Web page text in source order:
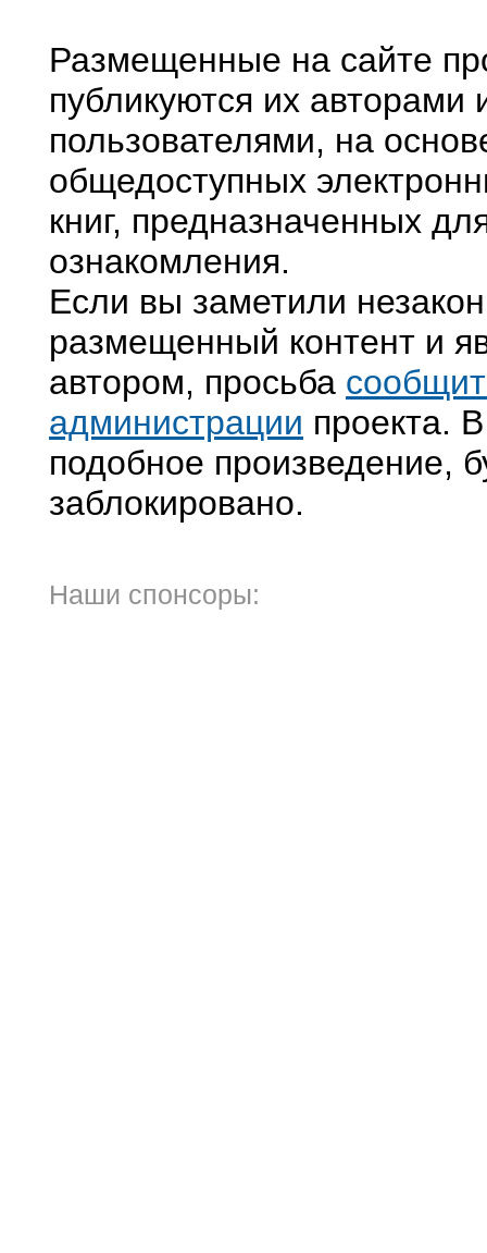
Размещенные на сайте
публикуются их авторами
пользователями, на
общедоступных
книг, предназначенных
ознакомления.
Если вы заметили
размещенный контент и
автором, просьба
администрации проекта.
подобное произведение,
заблокировано.
Наши спонсоры: